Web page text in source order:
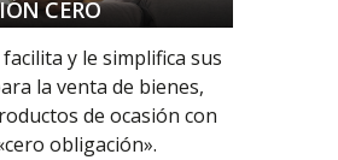
CERO
y le simplifica sus
la venta de bienes,
de ocasión con
obligación».